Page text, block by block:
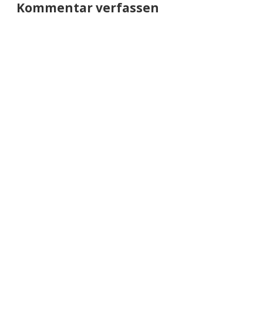
Kommentar verfassen